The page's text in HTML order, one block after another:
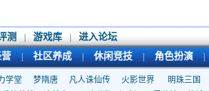
测 游戏库
进入论坛
| 社区养成 | 休闲竞技 | 角色扮演 |
学堂 梦隋唐 凡人诛仙传 火影世界 明珠三国